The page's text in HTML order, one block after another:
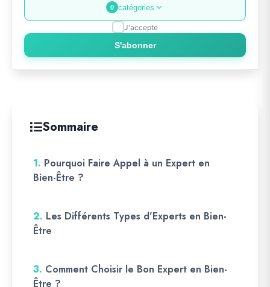
0 catégories
J'accepte
S'abonner
Sommaire
1. Pourquoi Faire Appel à un Expert en
Bien-Être ?
2. Les Différents Types d’Experts en Bien-
Être
3. Comment Choisir le Bon Expert en Bien-
Être ?